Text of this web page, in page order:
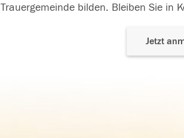
Trauergemeinde bilden. Bleiben Sie in
Jetzt